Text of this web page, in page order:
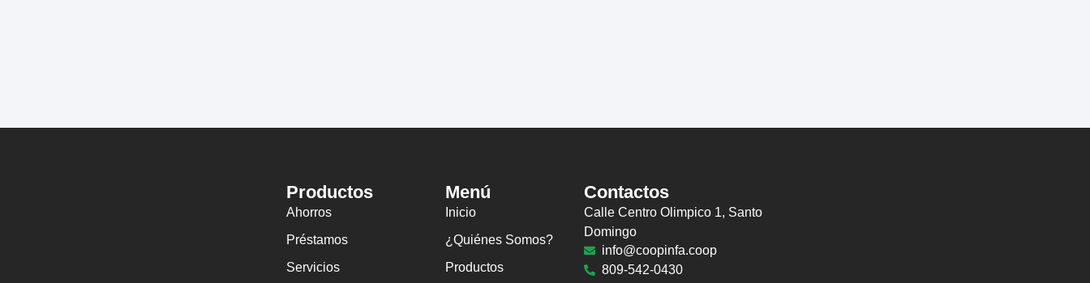
Productos
Ahorros
Préstamos
Servicios
Menú
Inicio
¿Quiénes Somos?
Productos
Contactos
Calle Centro Olimpico 1, Santo
Domingo
info@coopinfa.coop
809-542-0430